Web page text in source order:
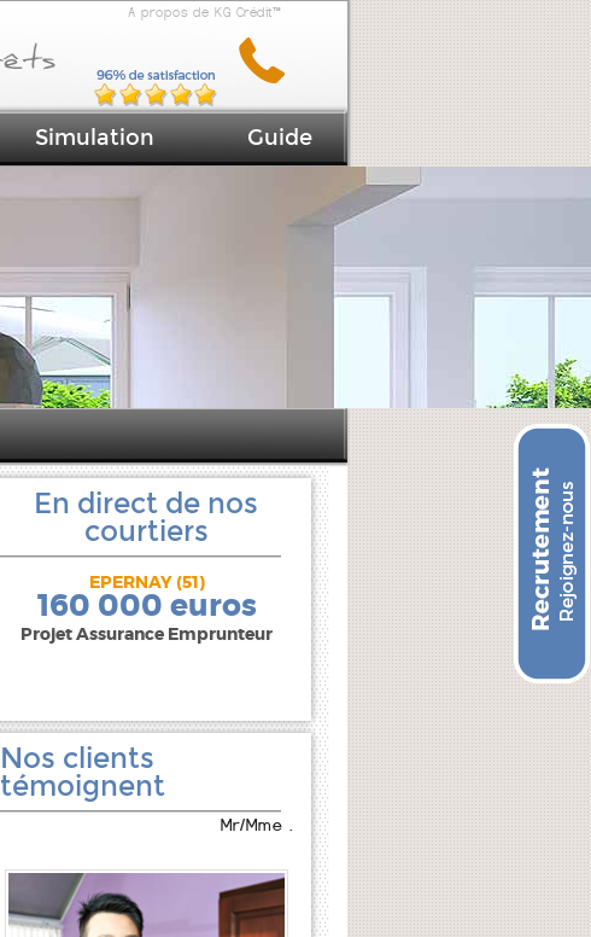
En direct de nos
courtiers
EPERNAY (51)
160 000 euros
Projet Assurance Emprunteur
240 000 euros
Nos clients
témoignent
Mr/Mme .
A propos de KG Crédit™
Simulation Guide